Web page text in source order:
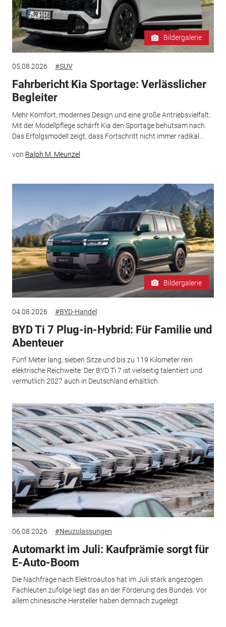
Bildergalerie
05.08.2026 #SUV
Fahrbericht Kia Sportage: Verlässlicher
Begleiter
Mehr Komfort, modernes Design und eine große Antriebsvielfalt:
Mit der Modellpflege schärft Kia den Sportage behutsam nach.
Das Erfolgsmodell zeigt, dass Fortschritt nicht immer radikal...
von Ralph M. Meunzel
Bildergalerie
04.08.2026 #BYD-Handel
BYD Ti 7 Plug-in-Hybrid: Für Familie und
Abenteuer
Fünf Meter lang, sieben Sitze und bis zu 119 Kilometer rein
elektrische Reichweite: Der BYD Ti 7 ist vielseitig talentiert und
vermutlich 2027 auch in Deutschland erhältlich.
06.08.2026 #Neuzulassungen
Automarkt im Juli: Kaufprämie sorgt für
E-Auto-Boom
Die Nachfrage nach Elektroautos hat im Juli stark angezogen.
Fachleuten zufolge liegt das an der Förderung des Bundes. Vor
allem chinesische Hersteller haben demnach zugelegt.